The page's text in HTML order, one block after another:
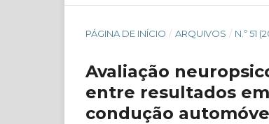
PÁGINA DE INÍCIO / ARQUIVOS / N.º 51
Avaliação
entre resultados
condução